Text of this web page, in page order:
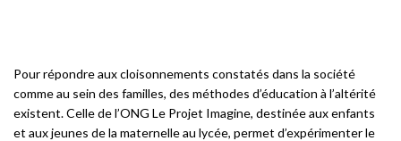
Pour répondre aux cloisonnements constatés dans la société
comme au sein des familles, des méthodes d’éducation à l’altérité
existent. Celle de l’ONG Le Projet Imagine, destinée aux enfants
et aux jeunes de la maternelle au lycée, permet d’expérimenter le